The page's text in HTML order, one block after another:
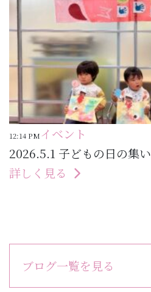
12:14 PMイベント
2026.5.1 子どもの日の集い
詳しく見る
ブログ一覧を見る